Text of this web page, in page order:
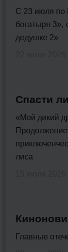
С 23 июля по
богатыря 3»,
дедушке 2»
Спасти
«Мой дикий
Продолжение
лиса
Главные